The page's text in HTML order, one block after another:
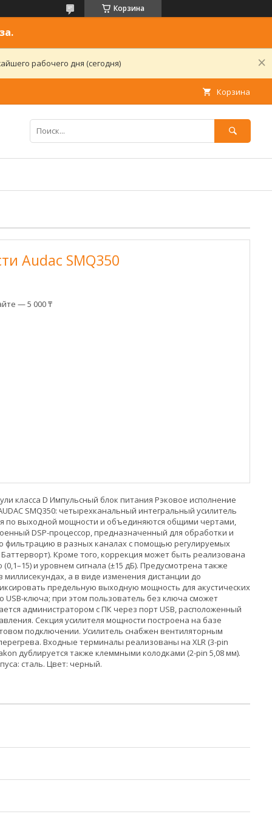
Корзина
рабочего дня (сегодня)
Корзина
Audac SMQ350
— 5 000 ₸
класса D Импульсный блок питания Рэковое исполнение
SMQ350: четырехканальный интегральный усилитель
по выходной мощности и объединяются общими чертами,
DSP-процессор, предназначенный для обработки и
фильтрацию в разных каналах с помощью регулируемых
Кроме того, коррекция может быть реализована
и уровнем сигнала (±15 дБ). Предусмотрена также
а в виде изменения дистанции до
предельную выходную мощность для акустических
ключа; при этом пользователь без ключа сможет
администратором с ПК через порт USB, расположенный
Секция усилителя мощности построена на базе
подключении. Усилитель снабжен вентиляторным
Входные терминалы реализованы на XLR (3-pin
дублируется также клеммными колодками (2-pin 5,08 мм).
сталь. Цвет: черный.